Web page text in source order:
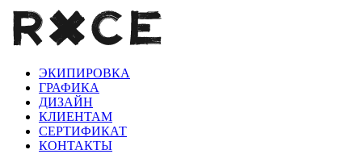
ЭКИПИРОВКА
ГРАФИКА
ДИЗАЙН
КЛИЕНТАМ
СЕРТИФИКАТ
КОНТАКТЫ